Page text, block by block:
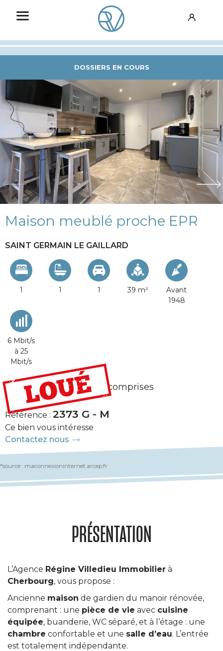
DOSSIERS EN COURS
Maison meublé proche EPR
SAINT GERMAIN LE GAILLARD
1 1 1 39 m²
Avant
1948
6 Mbit/s
à 25
Mbit/s
700 € / loyer charges comprises
Référence : 2373 G - M
Ce bien vous intéresse
Contactez nous
*source : maconnexioninternet.arcep.fr
PRÉSENTATION
L’Agence Régine Villedieu Immobilier à
Cherbourg, vous propose :
Ancienne maison de gardien du manoir rénovée,
comprenant : une pièce de vie avec cuisine
équipée, buanderie, WC séparé, et à l’étage : une
chambre confortable et une salle d’eau. L’entrée
est totalement indépendante.